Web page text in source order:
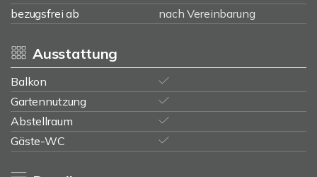
bezugsfrei ab
nach Vereinbarung
Ausstattung
Balkon
Gartennutzung
Abstellraum
Gäste-WC